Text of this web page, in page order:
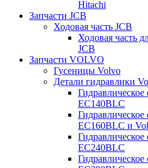
Hitachi
Запчасти JCB
Ходовая часть JCB
Ходовая часть
JCB
Запчасти VOLVO
Гусеницы Volvo
Детали гидравлики
EC140BLC
EC160BLC и
EC240BLC